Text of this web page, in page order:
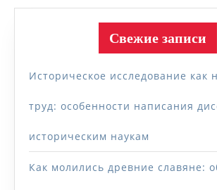
Свежие записи
Историческое исследование как
труд: особенности написания
историческим наукам
Как молились древние славяне: